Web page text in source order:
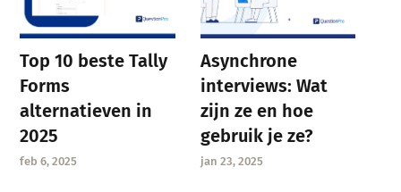
Top 10 beste Tally
Forms
alternatieven in
2025
feb 6, 2025
Asynchrone
interviews: Wat
zijn ze en hoe
gebruik je ze?
jan 23, 2025